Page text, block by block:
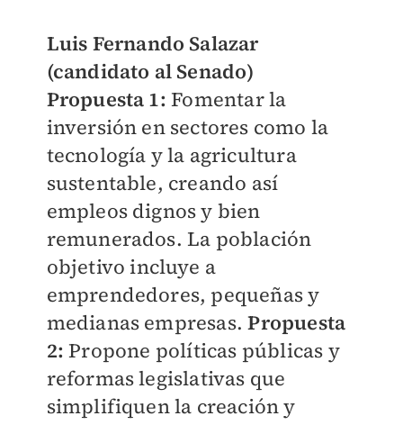
Luis Fernando Salazar
(candidato al Senado)
Propuesta 1:Fomentar la
inversión en sectores como la
tecnología y la agricultura
sustentable, creando así
empleos dignos y bien
remunerados. La población
objetivo incluye a
emprendedores, pequeñas y
medianas empresas.Propuesta
2: Propone políticas públicas y
reformas legislativas que
simplifiquen la creación y